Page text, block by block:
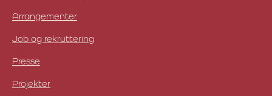
Arrangementer
Job og rekruttering
Presse
Projekter